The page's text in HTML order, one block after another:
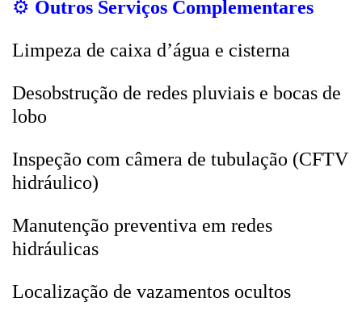
⚙️ Outros Serviços Complementares
Limpeza de caixa d’água e cisterna
Desobstrução de redes pluviais e bocas de
lobo
Inspeção com câmera de tubulação (CFTV
hidráulico)
Manutenção preventiva em redes
hidráulicas
Localização de vazamentos ocultos